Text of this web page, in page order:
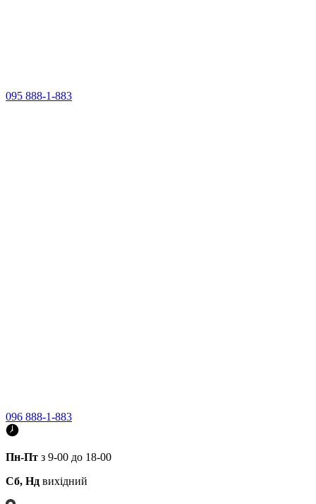
095 888-1-883
096 888-1-883
Пн-Пт з 9-00 до 18-00
Сб, Нд вихідний